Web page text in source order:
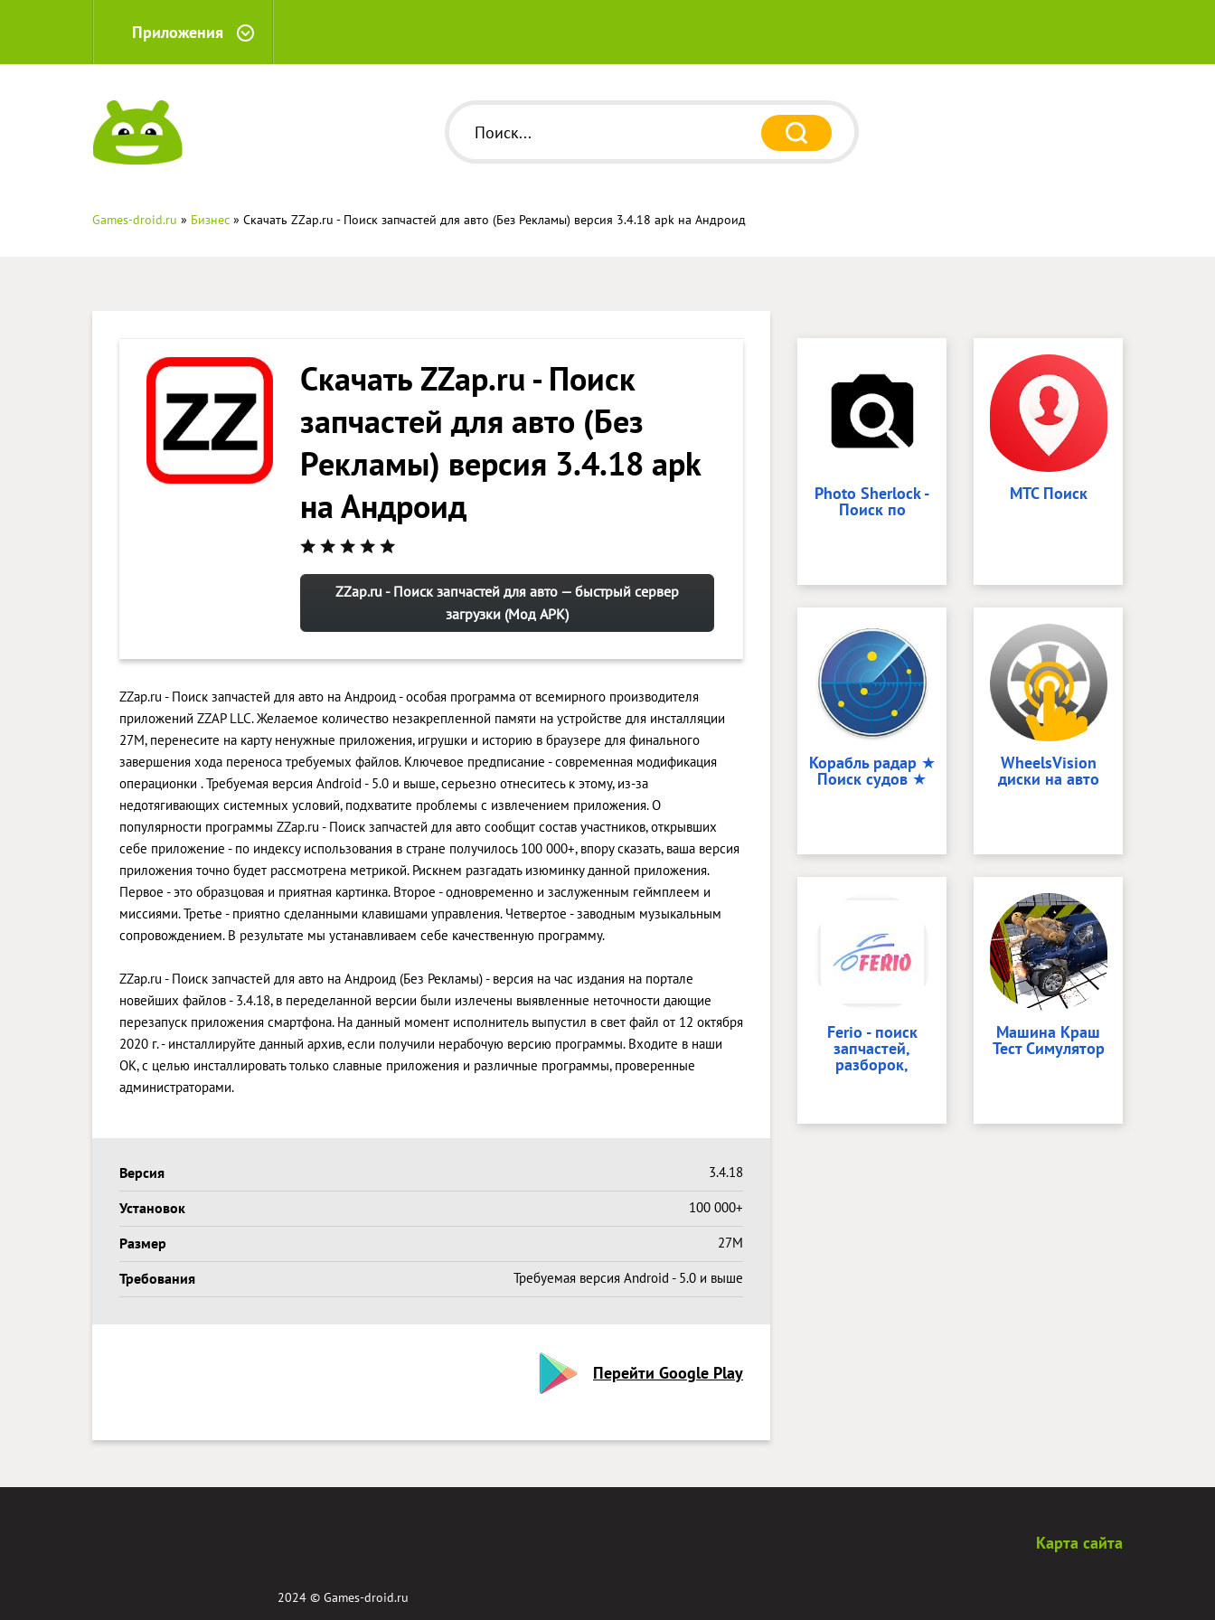
Приложения
Games-droid.ru » Бизнес » Скачать ZZap.ru - Поиск запчастей для авто (Без Рекламы) версия 3.4.18 apk на Андроид
Скачать ZZap.ru - Поиск
запчастей для авто (Без
Рекламы) версия 3.4.18 apk
на Андроид
ZZap.ru - Поиск запчастей для авто — быстрый сервер
загрузки (Мод APK)
ZZap.ru - Поиск запчастей для авто на Андроид - особая программа от всемирного производителя
приложений ZZAP LLC. Желаемое количество незакрепленной памяти на устройстве для инсталляции
27M, перенесите на карту ненужные приложения, игрушки и историю в браузере для финального
завершения хода переноса требуемых файлов. Ключевое предписание - современная модификация
операционки . Требуемая версия Android - 5.0 и выше, серьезно отнеситесь к этому, из-за
недотягивающих системных условий, подхватите проблемы с извлечением приложения. О
популярности программы ZZap.ru - Поиск запчастей для авто сообщит состав участников, открывших
себе приложение - по индексу использования в стране получилось 100 000+, впору сказать, ваша версия
приложения точно будет рассмотрена метрикой. Рискнем разгадать изюминку данной приложения.
Первое - это образцовая и приятная картинка. Второе - одновременно и заслуженным геймплеем и
миссиями. Третье - приятно сделанными клавишами управления. Четвертое - заводным музыкальным
сопровождением. В результате мы устанавливаем себе качественную программу.
ZZap.ru - Поиск запчастей для авто на Андроид (Без Рекламы) - версия на час издания на портале
новейших файлов - 3.4.18, в переделанной версии были излечены выявленные неточности дающие
перезапуск приложения смартфона. На данный момент исполнитель выпустил в свет файл от 12 октября
2020 г. - инсталлируйте данный архив, если получили нерабочую версию программы. Входите в наши
OK, с целью инсталлировать только славные приложения и различные программы, проверенные
администраторами.
Версия 3.4.18
Установок 100 000+
Размер 27M
Требования Требуемая версия Android - 5.0 и выше
Перейти Google Play
Photo Sherlock -
Поиск по
МТС Поиск
Корабль радар ★
Поиск судов ★
WheelsVision
диски на авто
Ferio - поиск
запчастей,
разборок,
Машина Краш
Тест Симулятор
Карта сайта
2024 © Games-droid.ru